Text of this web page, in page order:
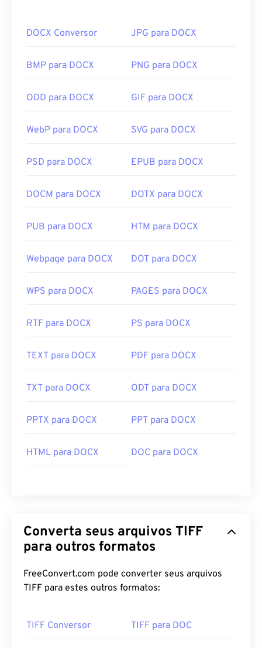
Previewpara macOS. Um programa gratuito e
Você também pode usar nosso conversor de
arquivos TIFF.
Programas alternativos como ColorStrokes
PhotoshopeACDSee
também são úteis para abrir
Adobe Inc.
Lançamento inicial:
1986
https://www.adobe.com/creativecloud/file-
https://www.file-extensions.org/tiff-file-extension
DOCX Conversor JPG para DOCX
BMP para DOCX PNG para DOCX
ODD para DOCX GIF para DOCX
WebP para DOCX SVG para DOCX
PSD para DOCX EPUB para DOCX
DOCM para DOCX DOTX para DOCX
PUB para DOCX HTM para DOCX
Webpage para DOCX DOT para DOCX
WPS para DOCX PAGES para DOCX
RTF para DOCX PS para DOCX
TEXT para DOCX PDF para DOCX
TXT para DOCX ODT para DOCX
PPTX para DOCX PPT para DOCX
HTML para DOCX DOC para DOCX
Converta seus arquivos TIFF
para outros formatos
FreeConvert.com pode converter seus arquivos
TIFF para estes outros formatos:
TIFF Conversor TIFF para DOC